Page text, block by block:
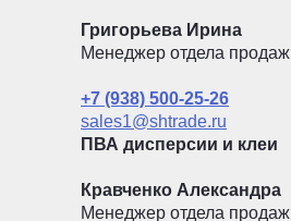
Григорьева Ирина
Менеджер отдела продаж
+7 (938) 500-25-26
sales1@shtrade.ru
ПВА дисперсии и клеи
Кравченко Александра
Менеджер отдела продаж